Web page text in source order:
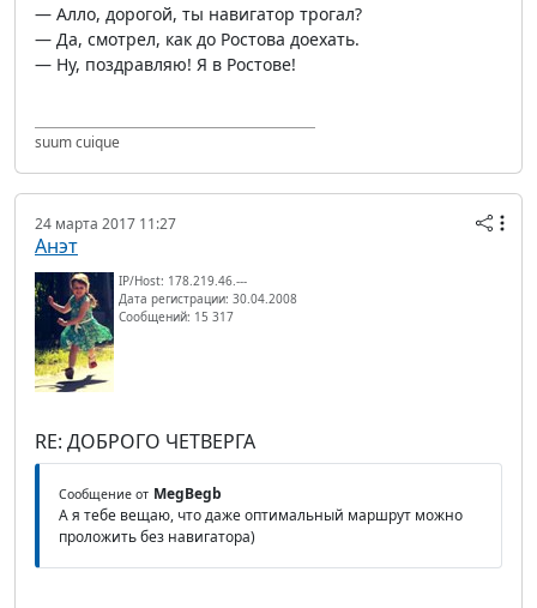
— Алло, дорогой, ты навигатор трогал?
— Да, смотрел, как до Ростова доехать.
— Ну, поздравляю! Я в Ростове!
suum cuique
24 марта 2017 11:27
Анэт
IP/Host: 178.219.46.---
Дата регистрации: 30.04.2008
Сообщений: 15 317
RE: ДОБРОГО ЧЕТВЕРГА
Сообщение от MegBegb
А я тебе вещаю, что даже оптимальный маршрут можно
проложить без навигатора)